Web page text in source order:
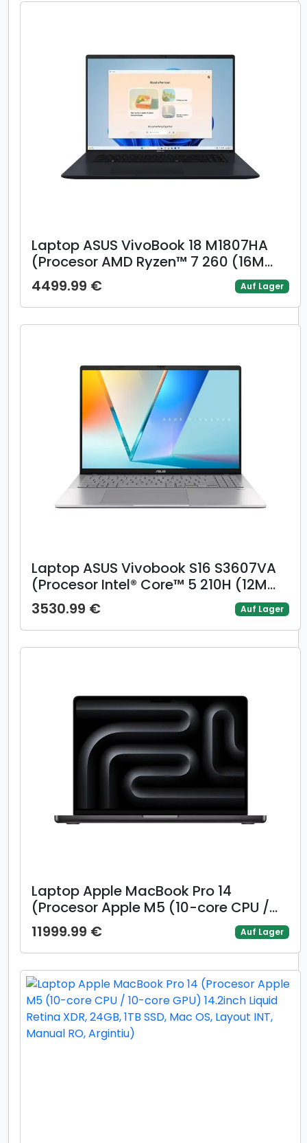
Negru)
Laptop ASUS VivoBook 18 M1807HA
(Procesor AMD Ryzen™ 7 260 (16M
Cache, up to 5.10 GHz) 18inch WUXGA
144Hz, 16GB, 1TB SSD, AMD Radeon
780M Graphics, Albastru)
4499.99 € Auf Lager
Laptop ASUS Vivobook S16 S3607VA
(Procesor Intel® Core™ 5 210H (12M
Cache, up to 4.80 GHz) 16inch
WUXGA 144Hz, 16GB, 1TB SSD, Intel
UHD Graphics, Argintiu)
3530.99 € Auf Lager
Laptop Apple MacBook Pro 14
(Procesor Apple M5 (10-core CPU /
10-core GPU) 14.2inch Liquid Retina
XDR, 24GB, 1TB SSD, Mac OS, Layout
INT, Manual RO, Negru)
11999.99 € Auf Lager